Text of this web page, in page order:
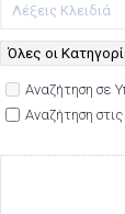
Αναζήτηση σε
Αναζήτηση